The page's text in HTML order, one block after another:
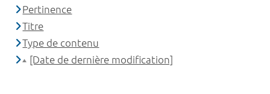
Pertinence
Titre
Type de contenu
[Date de dernière modification]